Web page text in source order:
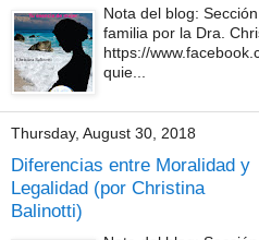
Nota del blog:
familia por la Dra.
https://
quie...
Thursday, August 30, 2018
Diferencias entre Moralidad y
Legalidad (por Christina
Balinotti)